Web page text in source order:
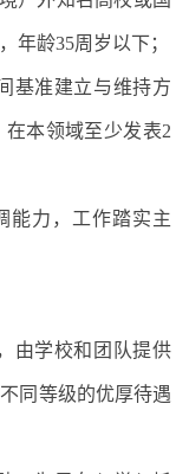
年龄35周岁以下；
基准建立与维持方
本领域至少发表2
能力，工作踏实主
由学校和团队提供
同等级的优厚待遇